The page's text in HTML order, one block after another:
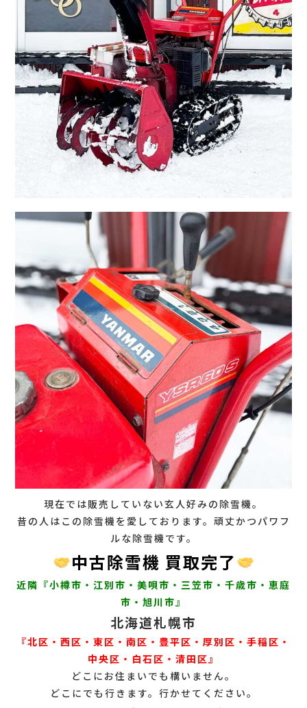
現在では販売していない玄人好みの除雪機。
昔の人はこの除雪機を愛しております。頑丈かつパワフ
ルな除雪機です。
中古除雪機 買取完了
近隣『小樽市・江別市・美唄市・三笠市・千歳市・恵庭
市・旭川市』
北海道札幌市
『北区・西区・東区・南区・豊平区・厚別区・手稲区・
中央区・白石区・清田区』
どこにお住まいでも構いません。
どこにでも行きます。行かせてください。